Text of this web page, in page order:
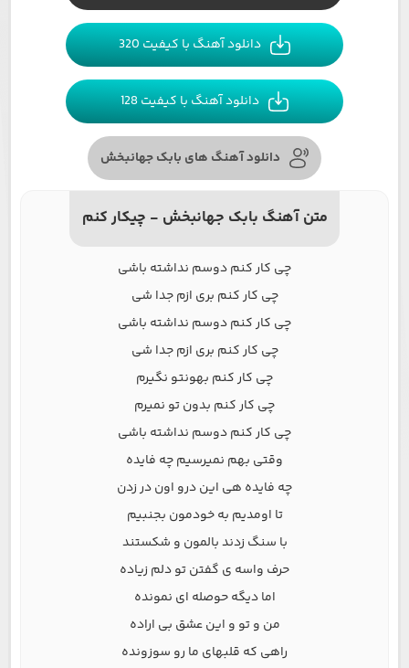
دانلود آهنگ با کیفیت 320
دانلود آهنگ با کیفیت 128
دانلود آهنگ های بابک جهانبخش
متن آهنگ بابک جهانبخش - چیکار کنم
چی کار کنم دوسم نداشته باشی
چی کار کنم بری ازم جدا شی
چی کار کنم دوسم نداشته باشی
چی کار کنم بری ازم جدا شی
چی کار کنم بهونتو نگیرم
چی کار کنم بدون تو نمیرم
چی کار کنم دوسم نداشته باشی
وقتی بهم نمیرسیم چه فایده
چه فایده هی این درو اون در زدن
تا اومدیم به خودمون بجنبیم
با سنگ زدند بالمون و شکستند
حرف واسه ی گفتن تو دلم زیاده
اما دیگه حوصله ای نمونده
من و تو و این عشق بی اراده
راهی که قلبهای ما رو سوزونده